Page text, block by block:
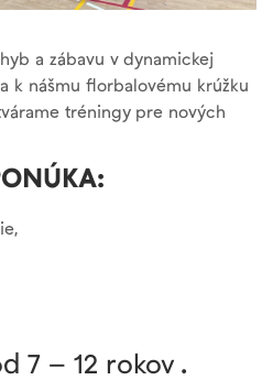
a zábavu v dynamickej
k nášmu florbalovému krúžku
tréningy pre nových
7 – 12 rokov .